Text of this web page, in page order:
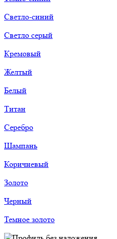
Светло-синий
Светло серый
Кремовый
Желтый
Белый
Титан
Серебро
Шампань
Корич­невый
Золото
Черный
Темное золото